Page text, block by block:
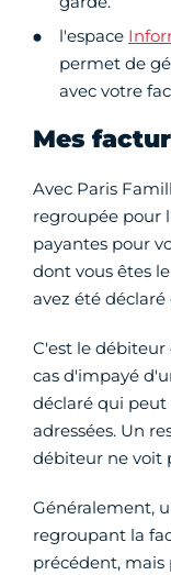
l'espace
permet de
avec votre
Mes
Avec Paris
regroupée pour
payantes pour
dont vous êtes
avez été
C'est le débiteur
cas d'impayé
déclaré qui peut
adressées. Un
débiteur ne voit
Généralement,
regroupant la
précédent,